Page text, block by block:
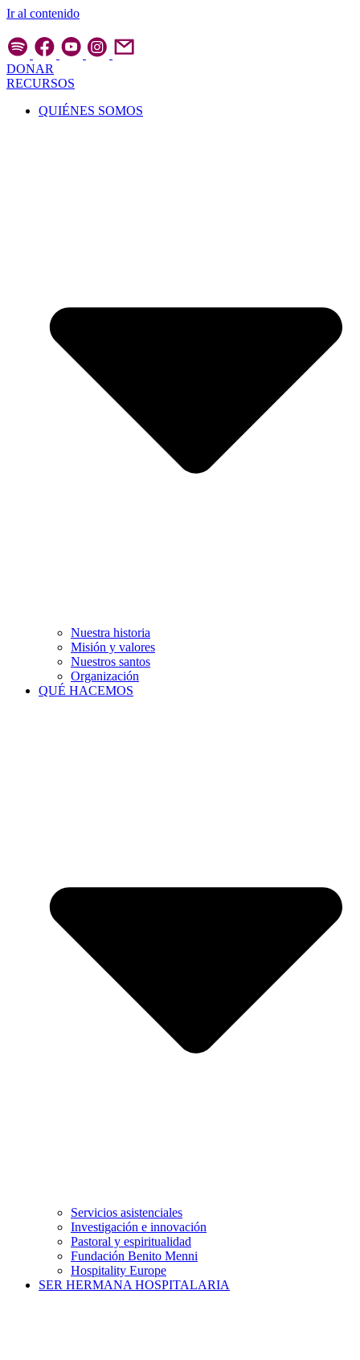
Ir al contenido
DONAR
RECURSOS
QUIÉNES SOMOS
Nuestra historia
Misión y valores
Nuestros santos
Organización
QUÉ HACEMOS
Servicios asistenciales
Investigación e innovación
Pastoral y espiritualidad
Fundación Benito Menni
Hospitality Europe
SER HERMANA HOSPITALARIA